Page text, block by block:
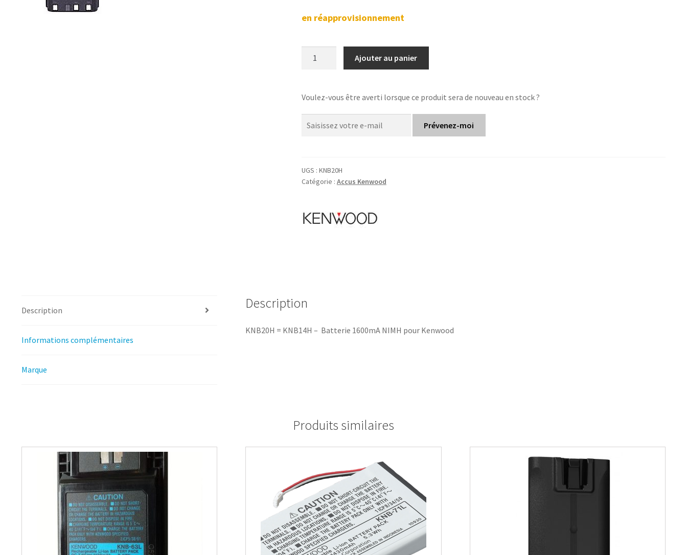
en réapprovisionnement
-
Batterie
1600mA
Ajouter au panier
Voulez-vous être averti lorsque ce produit sera de nouveau en stock ?
Prévenez-moi
UGS : KNB20H
Catégorie : Accus Kenwood
Description
Informations complémentaires
Marque
Description
KNB20H = KNB14H – Batterie 1600mA NIMH pour Kenwood
Produits similaires